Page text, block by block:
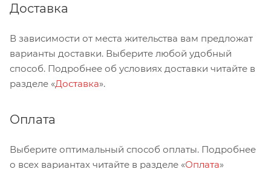
Доставка
В зависимости от места жительства вам предложат
варианты доставки. Выберите любой удобный
способ. Подробнее об условиях доставки читайте в
разделе «Доставка».
Оплата
Выберите оптимальный способ оплаты. Подробнее
о всех вариантах читайте в разделе «Оплата»